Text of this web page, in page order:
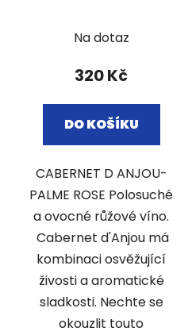
Na dotaz
320 Kč
DO KOŠÍKU
CABERNET D ANJOU-
PALME ROSE Polosuché
a ovocné růžové víno.
Cabernet d'Anjou má
kombinaci osvěžující
živosti a aromatické
sladkosti. Nechte se
okouzlit touto